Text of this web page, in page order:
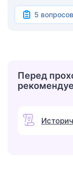
5 вопросов
Перед